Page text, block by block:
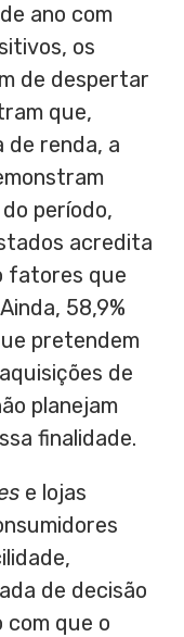
ano com
os
de despertar
que,
de renda, a
período,
acredita
fatores que
58,9%
pretendem
de
planejam
finalidade.
e lojas
de decisão
que o